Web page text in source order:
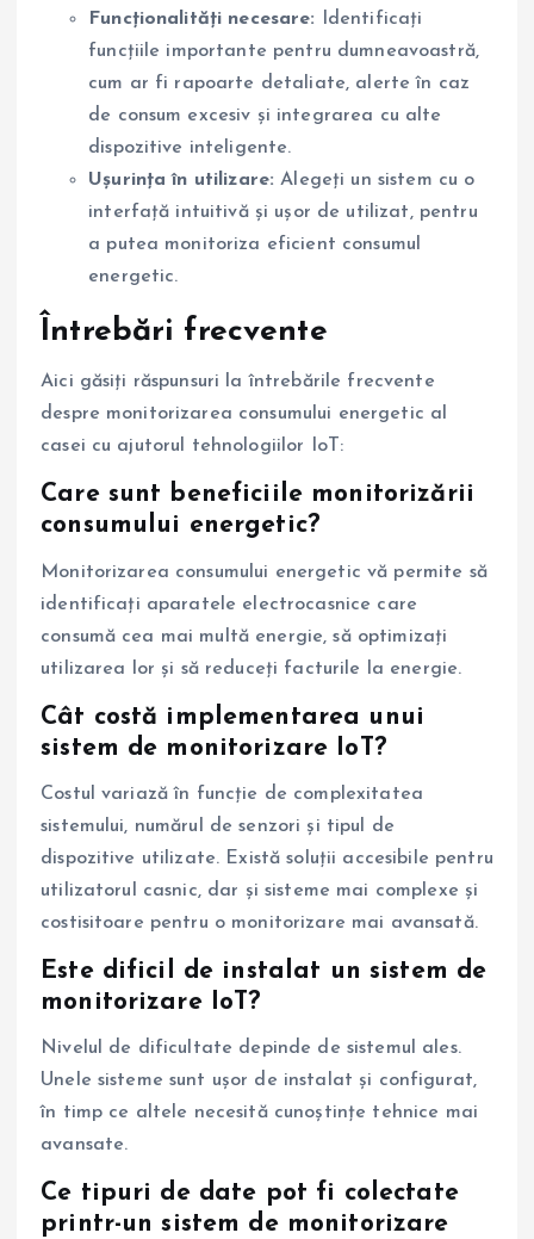
Funcționalități necesare:
Identificați
funcțiile importante pentru dumneavoastră,
cum ar fi rapoarte detaliate, alerte în caz
de consum excesiv și integrarea cu alte
dispozitive inteligente.
Ușurința în utilizare: Alegeți un sistem cu o
interfață intuitivă și ușor de utilizat, pentru
a putea monitoriza eficient consumul
energetic.
Întrebări frecvente
Aici găsiți răspunsuri la întrebările frecvente
despre monitorizarea consumului energetic al
casei cu ajutorul tehnologiilor IoT:
Care sunt beneficiile monitorizării
consumului energetic?
Monitorizarea consumului energetic vă permite să
identificați aparatele electrocasnice care
consumă cea mai multă energie, să optimizați
utilizarea lor și să reduceți facturile la energie.
Cât costă implementarea unui
sistem de monitorizare IoT?
Costul variază în funcție de complexitatea
sistemului, numărul de senzori și tipul de
dispozitive utilizate. Există soluții accesibile pentru
utilizatorul casnic, dar și sisteme mai complexe și
costisitoare pentru o monitorizare mai avansată.
Este dificil de instalat un sistem de
monitorizare IoT?
Nivelul de dificultate depinde de sistemul ales.
Unele sisteme sunt ușor de instalat și configurat,
în timp ce altele necesită cunoștințe tehnice mai
avansate.
Ce tipuri de date pot fi colectate
printr-un sistem de monitorizare